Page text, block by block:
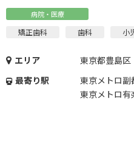
病院・医療
矯正歯科 歯科 小
エリア
東京都豊島区
最寄り駅
東京メトロ副
東京メトロ有